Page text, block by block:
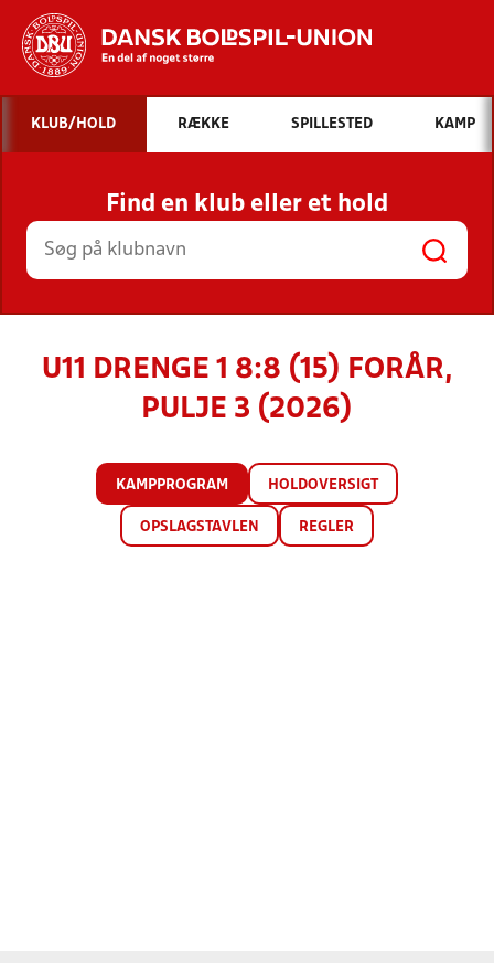
Hvad vil du søge efter?
INDHOLD OG NYHEDER
STILLINGER, RESULTATER, KLUBBER OG
HOLD
KLUB/HOLD RÆKKE SPILLESTED KAMP
Find en klub eller et hold
U11 DRENGE 1 8:8 (15) FORÅR,
PULJE 3 (2026)
KAMPPROGRAM HOLDOVERSIGT
OPSLAGSTAVLEN REGLER